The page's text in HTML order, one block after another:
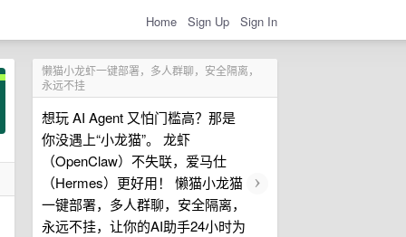
Home Sign Up Sign In
懒猫小龙虾一键部署，多人群聊，安全隔离，
永远不挂
想玩 AI Agent 又怕门槛高？那是
你没遇上“小龙猫”。 龙虾
（OpenClaw）不失联，爱马仕
（Hermes）更好用！ 懒猫小龙猫
一键部署，多人群聊，安全隔离，
永远不挂，让你的AI助手24小时为
›